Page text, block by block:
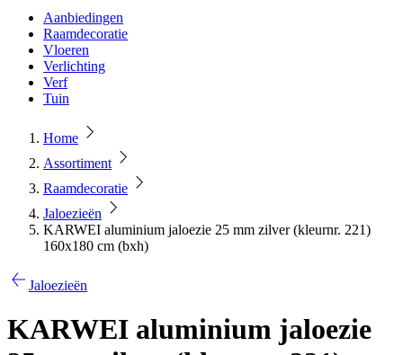
Aanbiedingen
Raamdecoratie
Vloeren
Verlichting
Verf
Tuin
Home
Assortiment
Raamdecoratie
Jaloezieën
KARWEI aluminium jaloezie 25 mm zilver (kleurnr. 221)
160x180 cm (bxh)
Jaloezieën
KARWEI aluminium jaloezie